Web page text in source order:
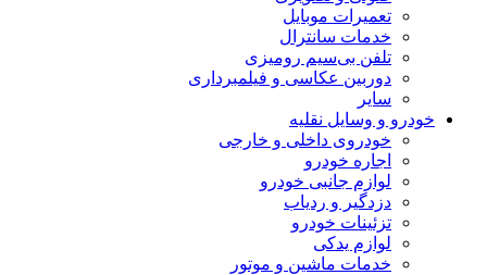
تعمیرات موبایل
خدمات سانترال
تلفن بی‌سیم رومیزی
دوربین عکاسی و فیلمبرداری
سایر
خودرو و وسایل نقلیه
خودروی داخلی و خارجی
اجاره خودرو
لوازم جانبی خودرو
دزدگیر و ردیاب
تزئینات خودرو
لوازم یدکی
خدمات ماشین و موتور